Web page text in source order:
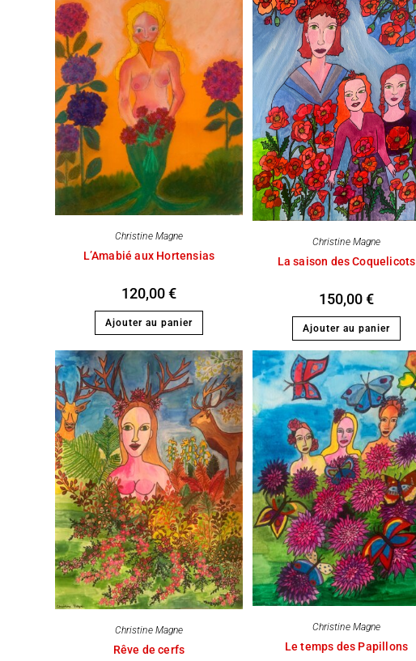
Christine Magne
L’Amabié aux Hortensias
120,00€
Ajouter au panier
Christine Magne
La saison des Coquelicots
150,00€
Ajouter au panier
Christine Magne
Rêve de cerfs
Christine Magne
Le temps des Papillons